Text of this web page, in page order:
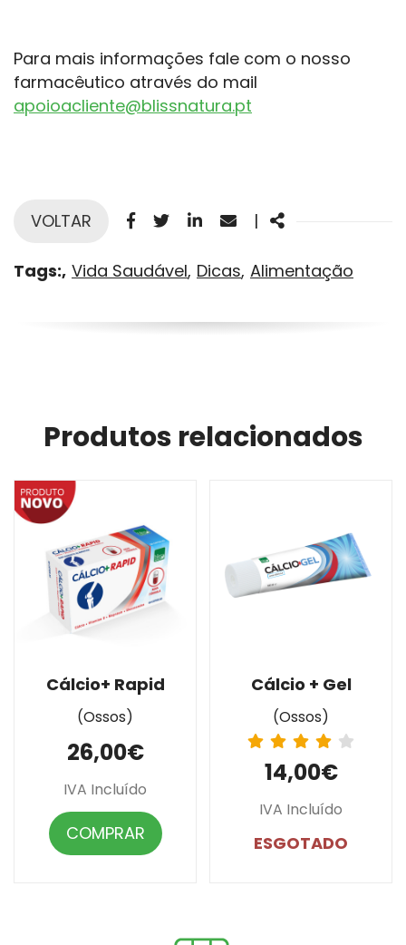
Para mais informações fale com o nosso
farmacêutico através do mail
apoioacliente@blissnatura.pt
VOLTAR Facebook
TwitterLinkedinEmail
| Share
Tags: Vida Saudável Dicas Alimentação
Produtos relacionados
Cálcio+ Rapid
(Ossos)
26,00€
IVA Incluído
COMPRAR
Cálcio + Gel
(Ossos)
14,00€
IVA Incluído
ESGOTADO